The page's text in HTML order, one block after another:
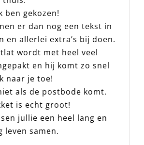
ben gekozen!
er dan nog een tekst in
en allerlei extra’s bij doen.
wordt met heel veel
en hij komt zo snel
naar je toe!
als de postbode komt.
is echt groot!
jullie een heel lang en
leven samen.